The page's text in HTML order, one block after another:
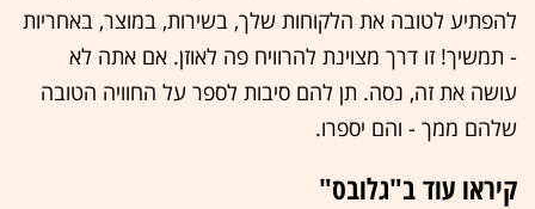
להפתיע לטובה את הלקוחות שלך, בשירות, במוצר, באחריות
- תמשיך! זו דרך מצוינת להרוויח פה לאוזן. אם אתה לא
עושה את זה, נסה. תן להם סיבות לספר על החוויה הטובה
שלהם ממך - והם יספרו.
קיראו עוד ב"גלובס"